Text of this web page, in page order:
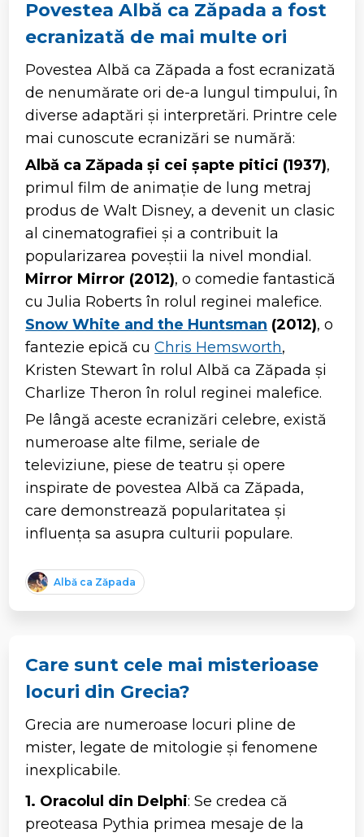
Povestea Albă ca Zăpada a fost
ecranizată de mai multe ori
Povestea Albă ca Zăpada a fost ecranizată
de nenumărate ori de-a lungul timpului, în
diverse adaptări și interpretări. Printre cele
mai cunoscute ecranizări se numără:
Albă ca Zăpada și cei șapte pitici (1937),
primul film de animație de lung metraj
produs de Walt Disney, a devenit un clasic
al cinematografiei și a contribuit la
popularizarea poveștii la nivel mondial.
Mirror Mirror (2012), o comedie fantastică
cu Julia Roberts în rolul reginei malefice.
Snow White and the Huntsman (2012), o
fantezie epică cuChris Hemsworth,
Kristen Stewart în rolul Albă ca Zăpada și
Charlize Theron în rolul reginei malefice.
Pe lângă aceste ecranizări celebre, există
numeroase alte filme, seriale de
televiziune, piese de teatru și opere
inspirate de povestea Albă ca Zăpada,
care demonstrează popularitatea și
influența sa asupra culturii populare.
Albă ca Zăpada
Care sunt cele mai misterioase
locuri din Grecia?
Grecia are numeroase locuri pline de
mister, legate de mitologie și fenomene
inexplicabile.
1. Oracolul din Delphi: Se credea că
preoteasa Pythia primea mesaje de la